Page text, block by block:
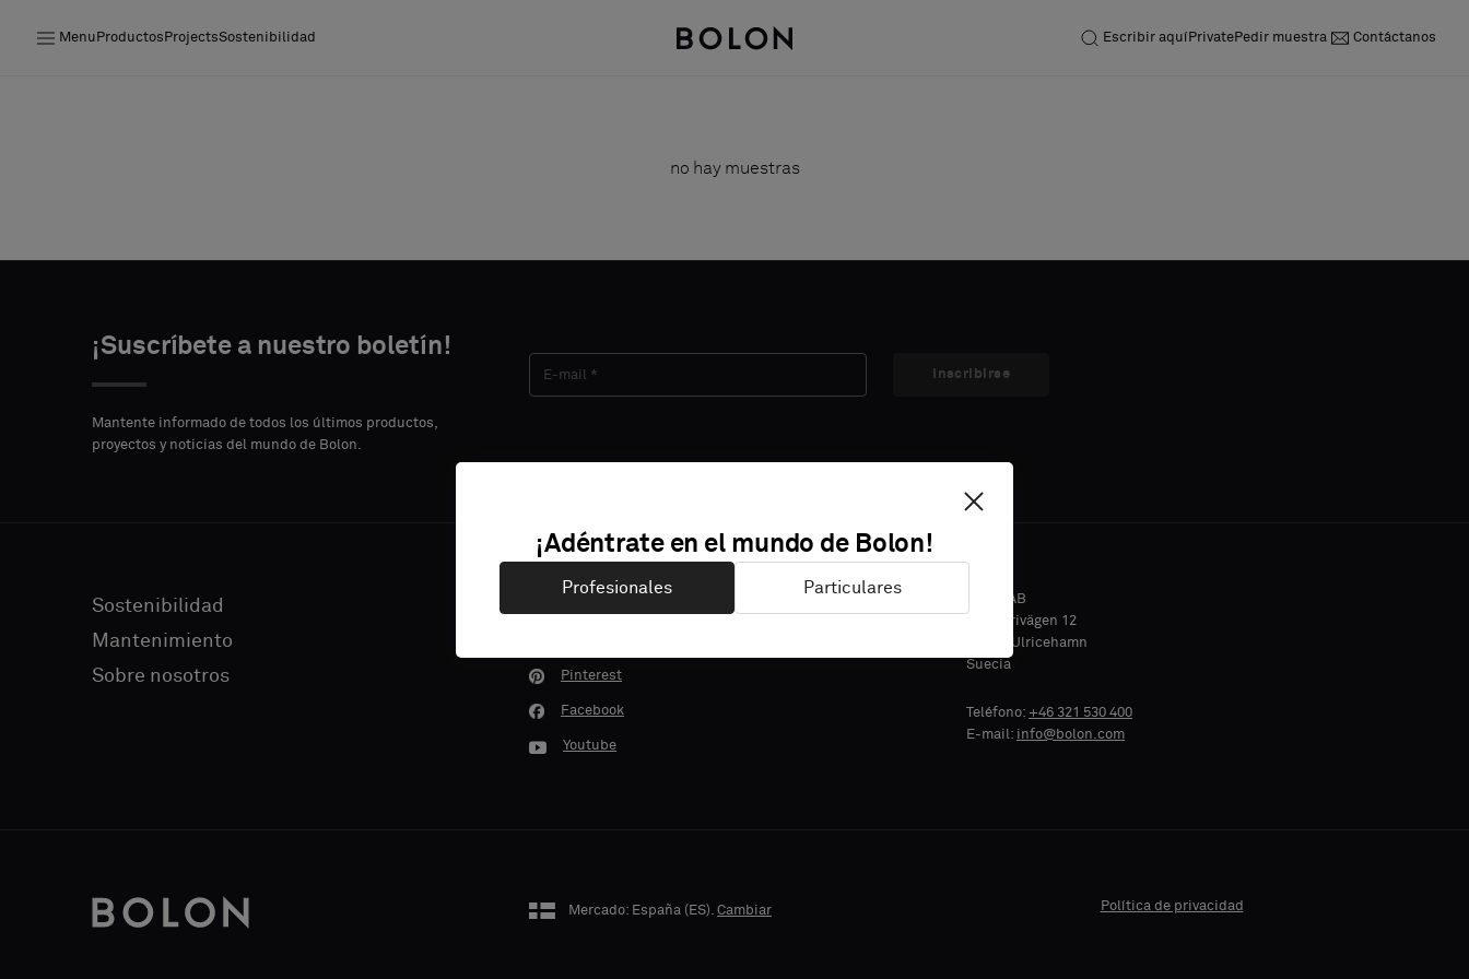
Menu Productos ProjectsSostenibilidad Escribir aquí PrivatePedir muestra Contáctanos
Mantenimiento
Colaboraciones con diseñadores
Image & Material Bank
Idioma
no hay muestras
¡Suscríbete a nuestro boletín!
Mantente informado de todos los últimos productos,
proyectos y noticias del mundo de Bolon.
Inscribirse
Sostenibilidad
Mantenimiento
Sobre nosotros
Bolon AB
Industrivägen 12
523 90 Ulricehamn
Suecia
Teléfono: +46 321 530 400
E-mail: info@bolon.com
Pinterest
Facebook
Youtube
Mercado: España ( ES). Cambiar Política de privacidad
¡Adéntrate en el mundo de Bolon!
Profesionales Particulares